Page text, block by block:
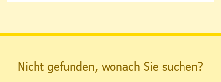
Nicht gefunden, wonach Sie suchen?